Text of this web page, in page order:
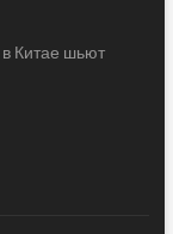
Китае шьют